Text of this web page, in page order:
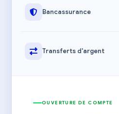
Bancassurance
Transferts d'argent
OUVERTURE DE COMPTE